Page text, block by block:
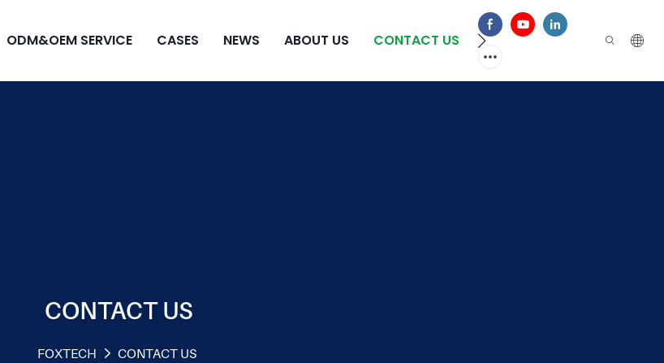
ODM&OEM SERVICE CASES NEWS ABOUT US CONTACT US ЧАСТО ЗАДАВАЕМЫЕ
CONTACT US
FOXTECH CONTACT US